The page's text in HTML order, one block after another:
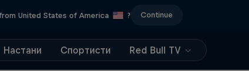
United States of America ? Continue
Настани Спортисти Red Bull TV